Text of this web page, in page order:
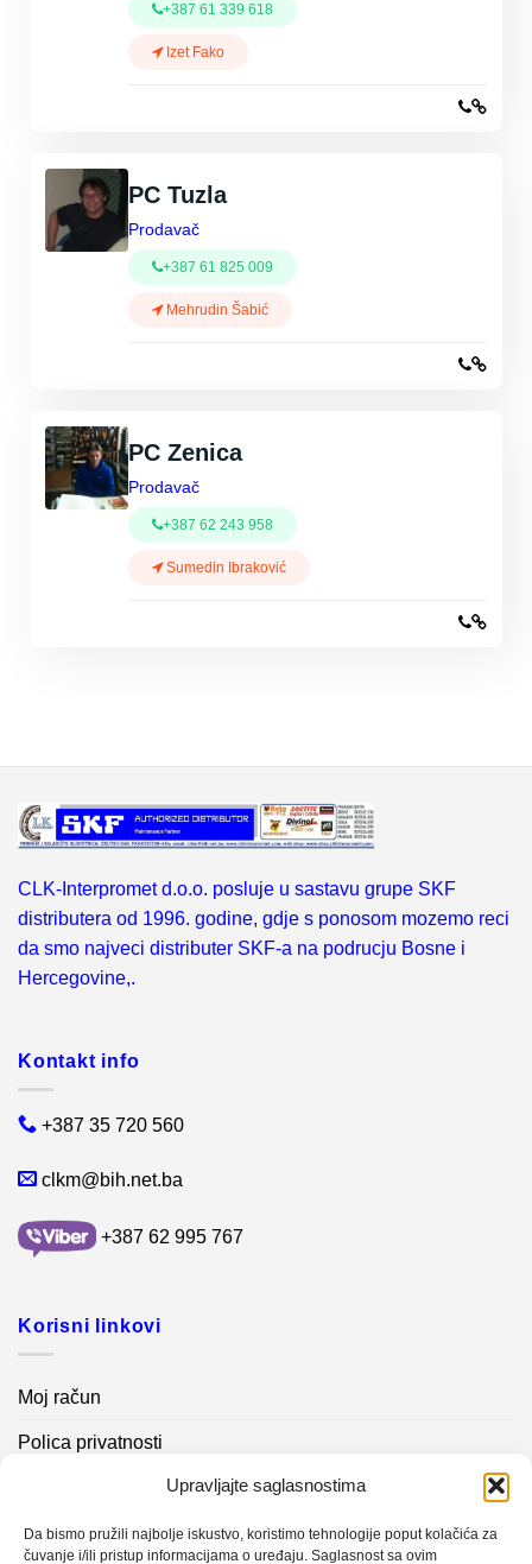
Upravljajte saglasnostima
Da bismo pružili najbolje iskustvo, koristimo tehnologije poput kolačića za
čuvanje i/ili pristup informacijama o uređaju. Saglasnost sa ovim
+387 61 339 618
Izet Fako
PC Tuzla
Prodavač
+387 61 825 009
Mehrudin Šabić
PC Zenica
Prodavač
+387 62 243 958
Sumedin Ibraković
CLK-Interpromet d.o.o. posluje u sastavu grupe SKF
distributera od 1996. godine, gdje s ponosom mozemo reci
da smo najveci distributer SKF-a na podrucju Bosne i
Hercegovine,.
Kontakt info
+387 35 720 560
clkm@bih.net.ba
+387 62 995 767
Korisni linkovi
Moj račun
Polica privatnosti
Kontakt info